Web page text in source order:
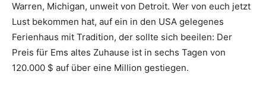
Warren, Michigan, unweit von Detroit. Wer von euch jetzt
Lust bekommen hat, auf ein in den USA gelegenes
Ferienhaus mit Tradition, der sollte sich beeilen: Der
Preis für Ems altes Zuhause ist in sechs Tagen von
120.000 $ auf über eine Million gestiegen.